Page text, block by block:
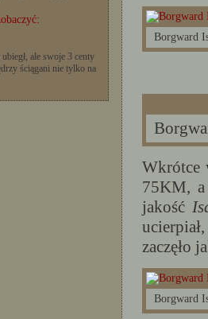
ale swoje 3 centy
ściągani nie tylko na
Borgward
Wkrótce
75KM, a
jakość
zaczęło
Borgward